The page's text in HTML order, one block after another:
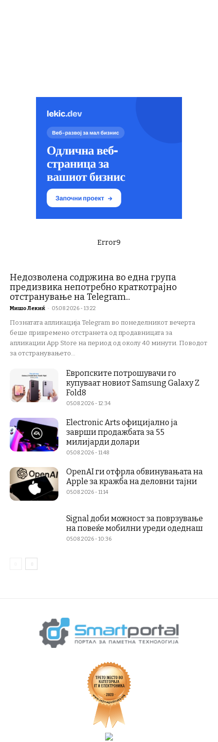
Error9
Недозволена содржина во една група
предизвика непотребно краткотрајно
отстранување на Telegram...
Мишо Лекиќ - 05.08.2026 - 13:22
Познатата апликација Telegram во понеделникот вечерта
беше привремено отстранета од продавницата за
апликации App Store на период од околу 40 минути. Поводот
за отстранувањето...
Европските потрошувачи го
купуваат новиот Samsung Galaxy Z
Fold8
05.08.2026 - 12:34
Electronic Arts официјално ја
заврши продажбата за 55
милијарди долари
05.08.2026 - 11:48
OpenAI ги отфрла обвинувањата на
Apple за кражба на деловни тајни
05.08.2026 - 11:14
Signal доби можност за поврзување
на повеќе мобилни уреди одеднаш
05.08.2026 - 10:36